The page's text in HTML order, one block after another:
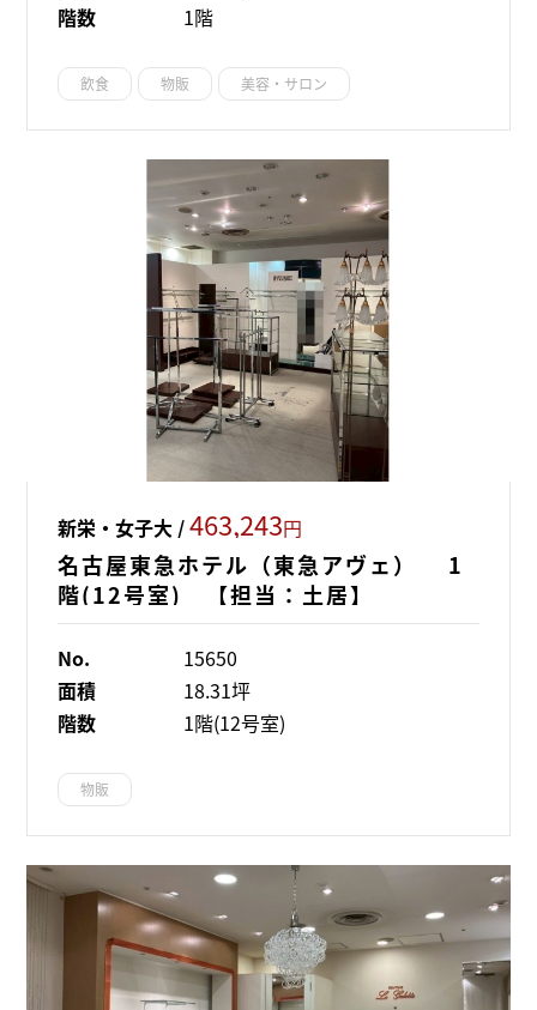
階数
1階
飲食 物販 美容・サロン
新栄・女子大 /463,243円
名古屋東急ホテル（東急アヴェ） 1
階(12号室) 【担当：土居】
No.
15650
面積
18.31坪
階数
1階(12号室)
物販